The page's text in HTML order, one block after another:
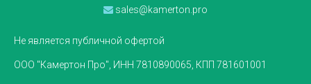
sales@kamerton.pro
Не является публичной офертой
ООО "Камертон Про", ИНН 7810890065, КПП 781601001